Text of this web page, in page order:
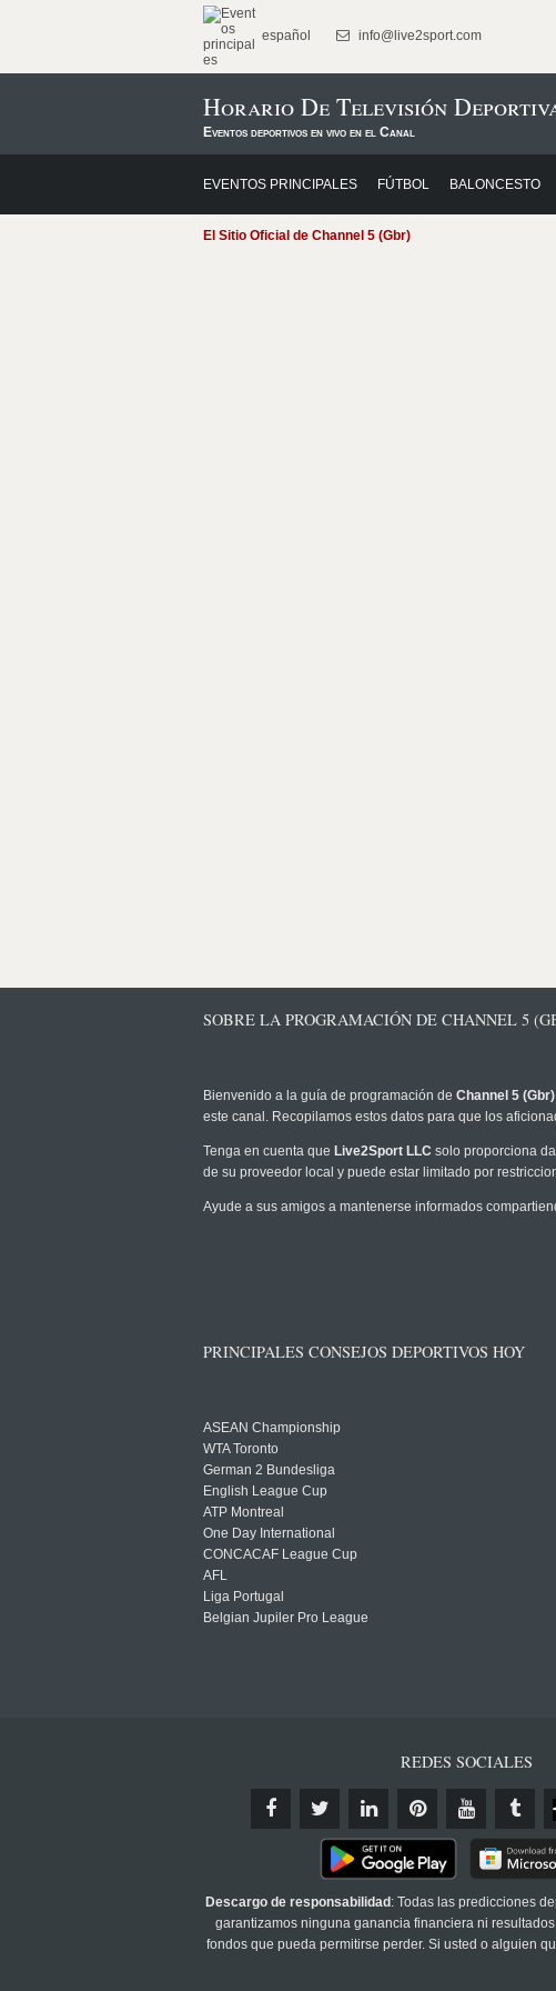
español info@live2sport.com
Horario De Televisión
Eventos deportivos en vivo en el Canal
EVENTOS PRINCIPALES FÚTBOL BALONCESTO
El Sitio Oficial de Channel 5 (Gbr)
SOBRE LA PROGRAMACIÓN DE CHANNEL 5
Bienvenido a la guía de programación de Channel 5 (Gbr)
este canal. Recopilamos estos datos para que los
Tenga en cuenta que Live2Sport LLC solo proporciona
de su proveedor local y puede estar limitado por
Ayude a sus amigos a mantenerse informados
PRINCIPALES CONSEJOS DEPORTIVOS HOY
ASEAN Championship
WTA Toronto
German 2 Bundesliga
English League Cup
ATP Montreal
One Day International
CONCACAF League Cup
AFL
Liga Portugal
Belgian Jupiler Pro League
REDES SOCIALES
Descargo de responsabilidad : Todas las predicciones
garantizamos ninguna ganancia financiera ni
fondos que pueda permitirse perder. Si usted o alguien